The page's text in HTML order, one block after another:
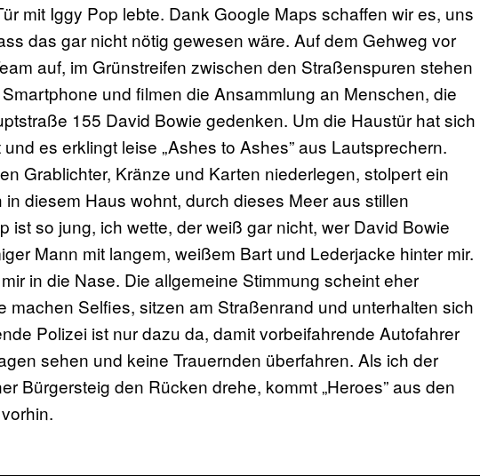
mit Iggy Pop lebte. Dank Google Maps schaffen wir es, uns
das gar nicht nötig gewesen wäre. Auf dem Gehweg vor
auf, im Grünstreifen zwischen den Straßenspuren stehen
und filmen die Ansammlung an Menschen, die
155 David Bowie gedenken. Um die Haustür hat sich
es erklingt leise „Ashes to Ashes” aus Lautsprechern.
Grablichter, Kränze und Karten niederlegen, stolpert ein
diesem Haus wohnt, durch dieses Meer aus stillen
ist so jung, ich wette, der weiß gar nicht, wer David Bowie
Mann mit langem, weißem Bart und Lederjacke hinter mir.
in die Nase. Die allgemeine Stimmung scheint eher
machen Selfies, sitzen am Straßenrand und unterhalten sich
Polizei ist nur dazu da, damit vorbeifahrende Autofahrer
sehen und keine Trauernden überfahren. Als ich der
Bürgersteig den Rücken drehe, kommt „Heroes” aus den